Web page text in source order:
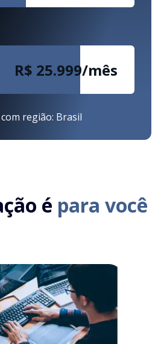
R$ 26.000/mês
região: Brasil
é para você